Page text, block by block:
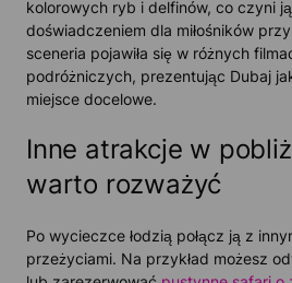
kolorowych ryb i delfinów, co czyni
doświadczeniem dla miłośników
sceneria pojawiła się w różnych
podróżniczych, prezentując Dubaj
miejsce docelowe.
Inne atrakcje w
warto rozważyć
Po wycieczce łodzią połącz ją z
przeżyciami. Na przykład możesz